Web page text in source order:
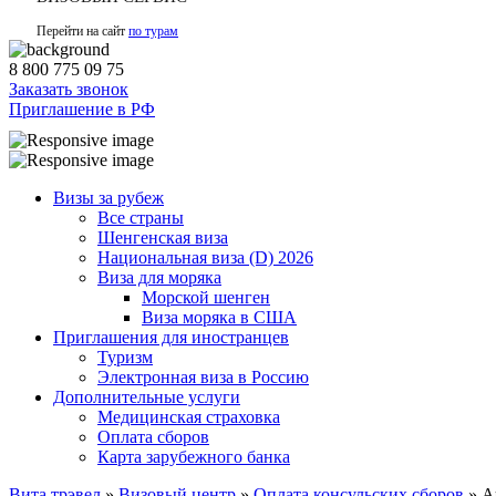
Перейти на сайт по турам
8 800 775 09 75
Заказать звонок
Приглашение в РФ
Визы за рубеж
Все страны
Шенгенская виза
Национальная виза (D) 2026
Виза для моряка
Морской шенген
Виза моряка в США
Приглашения для иностранцев
Туризм
Электронная виза в Россию
Дополнительные услуги
Медицинская страховка
Оплата сборов
Карта зарубежного банка